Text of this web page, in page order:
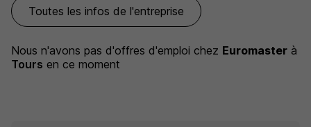
Toutes les infos de l'entreprise
Nous n'avons pas d'offres d'emploi chez Euromaster à
Tours en ce moment